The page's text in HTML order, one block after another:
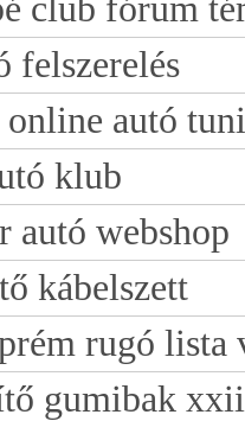
club fórum
felszerelés
autó
klub
autó webshop
kábelszett
rugó lista
gumibak